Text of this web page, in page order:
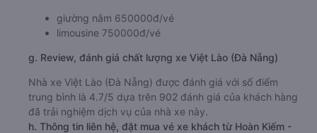
giường nằm 650000đ/vé
limousine 750000đ/vé
g. Review, đánh giá chất lượng xe Việt Lào (Đà Nẵng)
Nhà xe Việt Lào (Đà Nẵng) được đánh giá với số điểm
trung bình là 4.7/5 dựa trên 902 đánh giá của khách hàng
đã trải nghiệm dịch vụ của nhà xe này.
h. Thông tin liên hệ, đặt mua vé xe khách từ Hoàn Kiếm -